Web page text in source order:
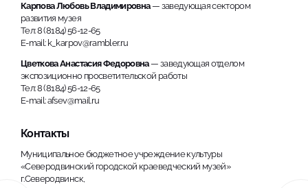
Карпова Любовь Владимировна— заведующая сектором
развития музея
Тел: 8 (8184) 56-12-65
E-mail: k_karpov@rambler.ru
Цветкова Анастасия Федоровна— заведующая отделом
экспозиционно просветительской работы
Тел: 8 (8184) 56-12-65
E-mail: afsev@mail.ru
Контакты
Муниципальное бюджетное учреждение культуры
«Северодвинский городской краеведческий музей»
г.Северодвинск,